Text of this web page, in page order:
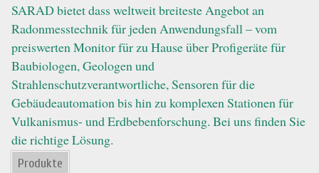
SARAD bietet dass weltweit breiteste Angebot an
Radonmesstechnik für jeden Anwendungsfall – vom
preiswerten Monitor für zu Hause über Profigeräte für
Baubiologen, Geologen und
Strahlenschutzverantwortliche, Sensoren für die
Gebäudeautomation bis hin zu komplexen Stationen für
Vulkanismus- und Erdbebenforschung. Bei uns finden Sie
die richtige Lösung.
Produkte